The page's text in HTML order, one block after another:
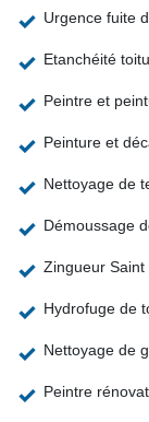
Urgence fuite
Etanchéité
Peintre et
Peinture et
Nettoyage de
Démoussage
Zingueur
Hydrofuge de
Nettoyage de
Peintre